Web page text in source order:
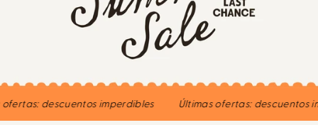
ofertas: descuentos imperdibles Últimas ofertas: descuentos